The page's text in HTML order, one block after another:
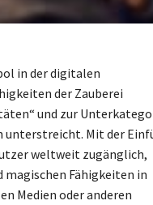
in der digitalen
der Zauberei
und zur
unterstreicht. Mit der
weltweit zugänglich,
magischen Fähigkeiten in
Medien oder anderen